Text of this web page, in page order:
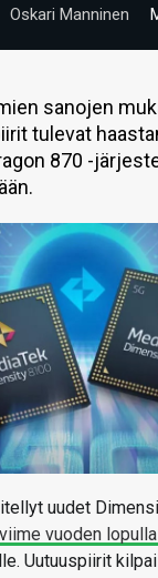
Oskari Manninen
sanojen
tulevat
870 -
uudet
viime vuoden
Uutuuspiirit